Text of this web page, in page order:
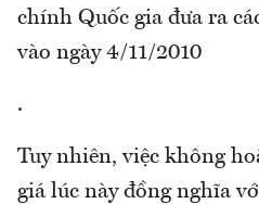
chính Quốc gia đưa ra
vào ngày 4/11/2010
.
Tuy nhiên, việc không
giá lúc này đồng nghĩa